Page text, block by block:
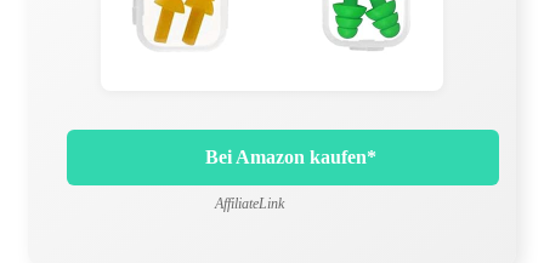
Bei Amazon kaufen*
AffiliateLink